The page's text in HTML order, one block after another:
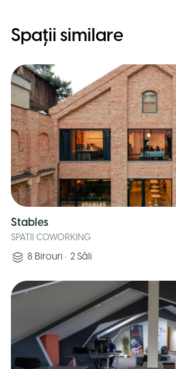
Spații similare
Stables
SPATII COWORKING
8 Birouri • 2 Săli